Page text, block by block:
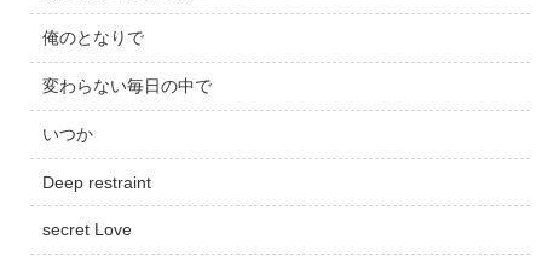
俺のとなりで
変わらない毎日の中で
いつか
Deep restraint
secret Love